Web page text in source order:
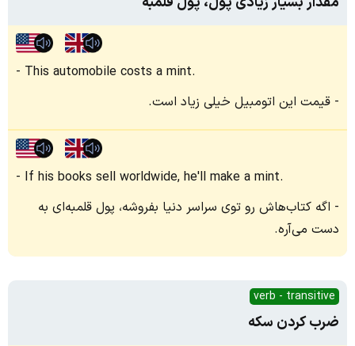
This automobile costs a mint.
قیمت این اتومبیل خیلی زیاد است.
If his books sell worldwide, he'll make a mint.
اگه کتاب‌هاش رو توی سراسر دنیا بفروشه، پول قلمبه‌ای به
دست می‌آره.
verb - transitive
ضرب کردن سکه